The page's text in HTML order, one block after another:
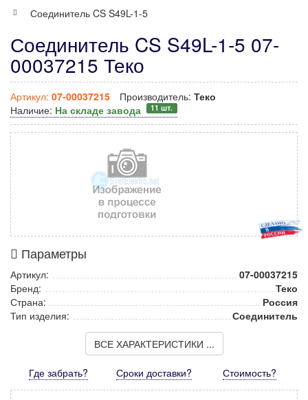
Соединитель CS S49L-1-5
Соединитель CS S49L-1-5 07-
00037215 Теко
Артикул: 07-00037215 Производитель: Теко
Наличие: На складе завода 11 шт.
Параметры
Артикул:
07-00037215
Бренд:
Теко
Страна:
Россия
Тип изделия:
Соединитель
ВСЕ ХАРАКТЕРИСТИКИ ...
Где забрать? Сроки доставки? Стоимость?